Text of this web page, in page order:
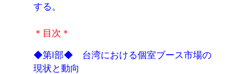
する。
＊目次＊
◆第Ⅰ部◆ 台湾における個室ブース市場の
現状と動向